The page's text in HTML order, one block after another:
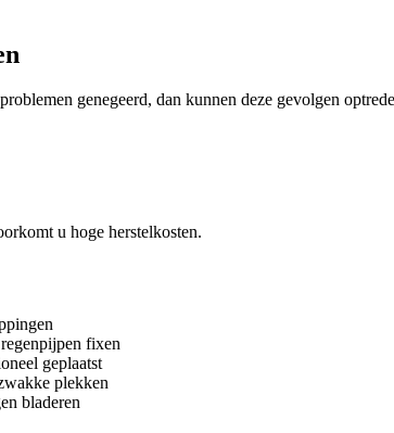
genegeerd, dan kunnen deze gevolgen
u hoge herstelkosten.
fixen
geplaatst
plekken
bladeren